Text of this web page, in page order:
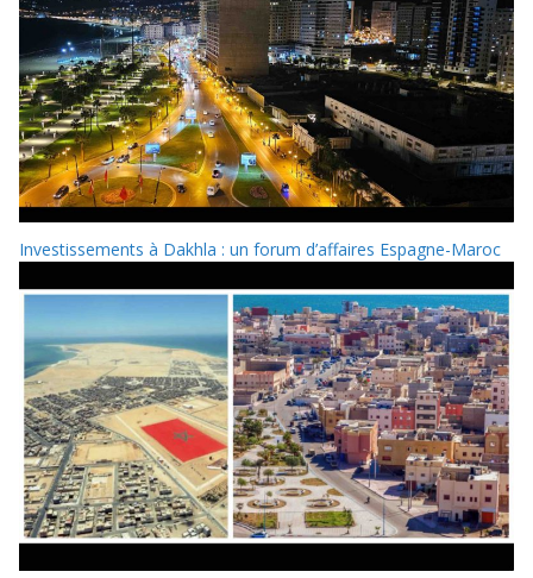
Investissements à Dakhla : un forum d’affaires Espagne-Maroc